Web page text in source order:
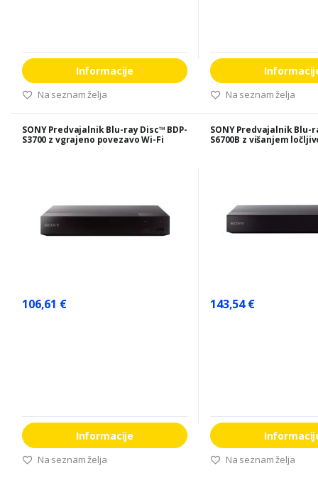
Informacije
Na seznam želja Na seznam želja
SONY Predvajalnik Blu-ray Disc™ BDP-
S3700 z vgrajeno povezavo Wi-Fi
106,61 €
Informacije
Na seznam želja
SONY Predvajalnik Blu-
S6700B z višanjem
143,54 €
Na seznam želja